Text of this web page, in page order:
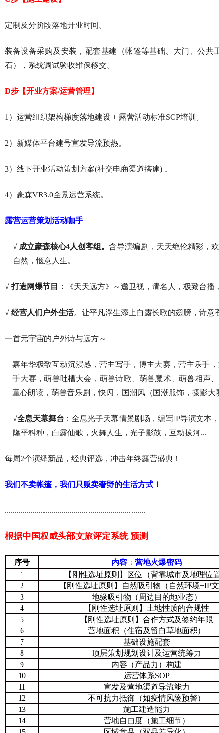
定制及分阶段落地开业时间。
装备设备采购及安装，配套基建（帐篷等基础、大门、公
石），系统调试验收维保移交。
D步【开业方案/运营管理】
1）运营组织架构梯度落地建设 + 露营活动标准SOP培训。
2）新媒体平台建号宣发导流预热。
3）线下开业活动策划方案(社交电商渠道搭建) 。
4）豪森VR3.0全景运营系统。
露营运营策划活动咖手
√ 成立豪森核心4人创客组。含导演编剧，天天绝伦精彩，
自然，惬意人生。
√ 打造网爆节目： 《天天远方》～邀卫视，请名人，极致台播
√ 经营人们户外生活。让平凡浮生添上白露长歌的翅膀，诗意
一首元宇宙的户外诗与远方～
嘉年华极致互动沉浸感，营主写手，博主大赛，营主乐手
手大赛，萌兽吐槽大会，萌兽诗歌、萌兽魔术、萌兽相声
童心朗读，萌兽音乐剧，快闪，国潮风（国潮服饰，摄影
√全息天幕舞台 ：全息光子天幕情景剧场，编写IP导演文本
隆平科种，白露仙歌，火舞人生，光子影鼓，互动拔河...
每周2个演绎新品，经典评选，冲击年终露营盛典！
我们不卖帐篷，我们只贩卖奢野的生活方式！
........................................................................
根据中国权威头部文旅评定系统 预测
序号
内容：营地火爆密码
1
【刚性选址原则】区位（背靠城市及地理位
2
【刚性选址原则】自然吸引物（自然环境+IP
3
地缘吸引物（周边目的地业态）
4
【刚性选址原则】土地性质的合规性
5
【刚性选址原则】合作方式及签约年限
6
营地面积（住宿及留白草地面积）
7
基础设施配套
8
顶层策划规划设计及运营统筹力
9
内容（产品力）构建
10
运营体系SOP
11
宣发及营地渠道导流能力
12
不可抗力抵御（如疫情风险预警）
13
施工建造能力
14
营地自由度（施工细节）